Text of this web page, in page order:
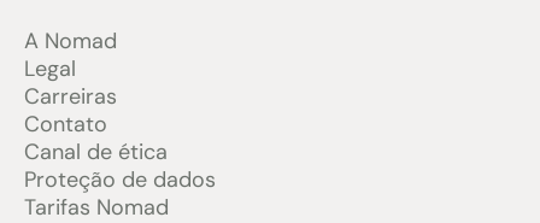
A Nomad
Legal
Carreiras
Contato
Canal de ética
Proteção de dados
Tarifas Nomad